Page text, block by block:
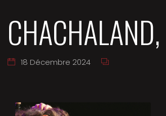
18 Décembre 2024